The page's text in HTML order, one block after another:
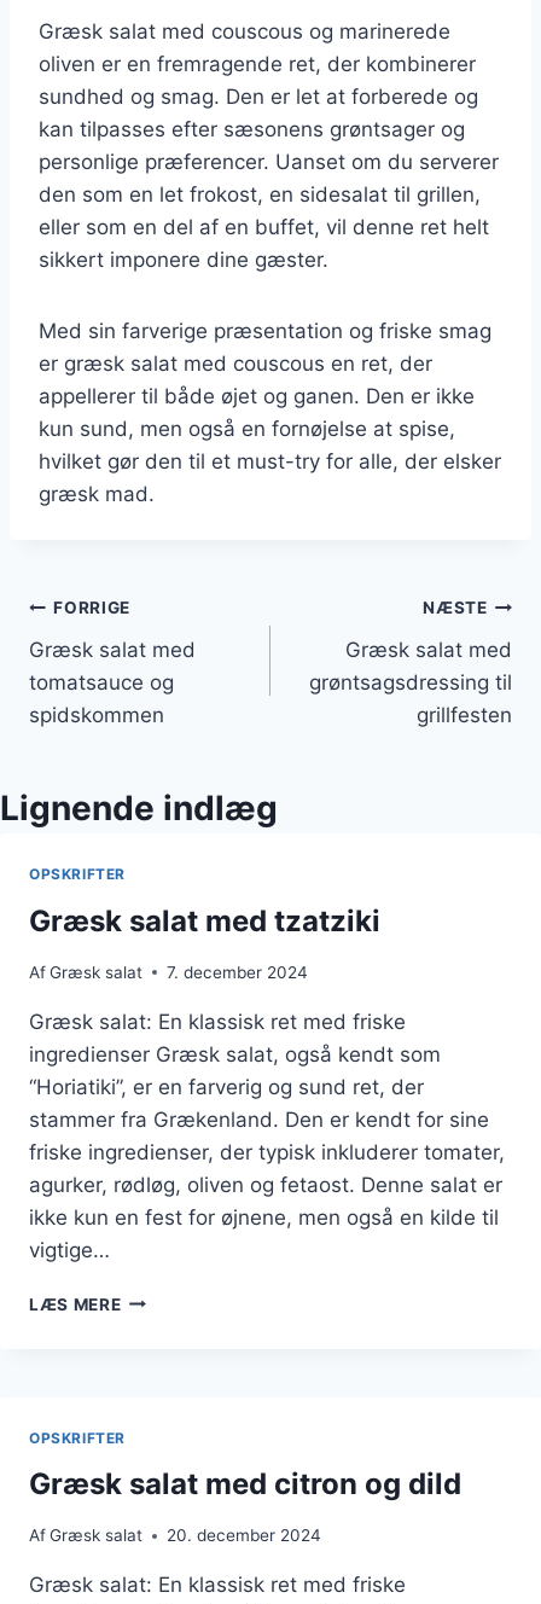
Græsk salat med couscous og marinerede
oliven er en fremragende ret, der kombinerer
sundhed og smag. Den er let at forberede og
kan tilpasses efter sæsonens grøntsager og
personlige præferencer. Uanset om du serverer
den som en let frokost, en sidesalat til grillen,
eller som en del af en buffet, vil denne ret helt
sikkert imponere dine gæster.
Med sin farverige præsentation og friske smag
er græsk salat med couscous en ret, der
appellerer til både øjet og ganen. Den er ikke
kun sund, men også en fornøjelse at spise,
hvilket gør den til et must-try for alle, der elsker
græsk mad.
Indlægsnavigation
FORRIGE
Græsk salat med
tomatsauce og
spidskommen
NÆSTE
Græsk salat med
grøntsagsdressing til
grillfesten
Lignende indlæg
OPSKRIFTER
Græsk salat med tzatziki
AfGræsk salat 7. december 2024
Græsk salat: En klassisk ret med friske
ingredienser Græsk salat, også kendt som
“Horiatiki”, er en farverig og sund ret, der
stammer fra Grækenland. Den er kendt for sine
friske ingredienser, der typisk inkluderer tomater,
agurker, rødløg, oliven og fetaost. Denne salat er
ikke kun en fest for øjnene, men også en kilde til
vigtige…
LÆS MEREGRÆSK
OPSKRIFTER
Græsk salat med citron og dild
AfGræsk salat 20. december 2024
Græsk salat: En klassisk ret med friske